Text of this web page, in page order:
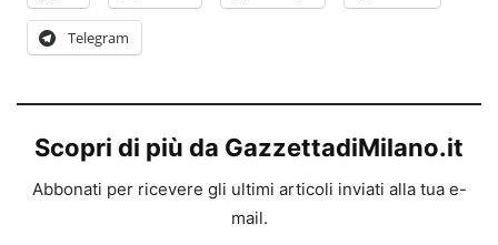
Telegram
Scopri di più da GazzettadiMilano.it
Abbonati per ricevere gli ultimi articoli inviati alla tua e-
mail.